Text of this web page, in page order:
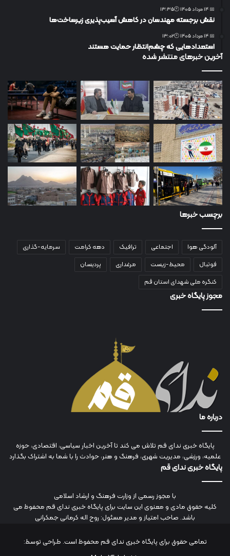
📅 14 مرداد 1405 🕙13:35
نقش برجسته مهندسان در کاهش آسیب‌پذیری زیرساخت‌ها
📅 14 مرداد 1405 🕙13:02
استعدادهایی که چشم‌انتظار حمایت هستند
آخرین خبرهای منتشر شده
برچسب خبرها
آلودگی هوا اجتماعی ترافیک دهه کرامت
سرمایه-گذاری
فوتبال
محیط-زیست مرغداری
پردیسان
کنگره ملی شهدای استان قم
مجوز پایگاه خبری
درباره ما
پایگاه خبری ندای قم تلاش می کند تا آخرین اخبار سیاسی، اقتصادی، حوزه
علمیه، ورزشی، مدیریت شهری، فرهنگ و هنر، حوادث را با شما به اشتراک بگذارد
پایگاه خبری ندای قم
با مجوز رسمی از وزارت فرهنگ و ارشاد اسلامی
کلیه حقوق مادی و معنوی این سایت برای پایگاه خبری ندای قم محفوظ می
باشد. صاحب امتیاز و مدیر مسئول: روح اله کرمانی جمکرانی
تمامی حقوق برای پایگاه خبری ندای قم محفوظ است. طراحی توسط: